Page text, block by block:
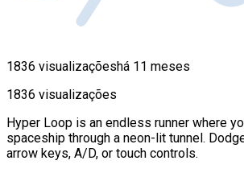
1836 visualizaçõeshá 11 meses
1836 visualizações
Hyper Loop is an endless runner where
spaceship through a neon-lit tunnel.
arrow keys, A/D, or touch controls.